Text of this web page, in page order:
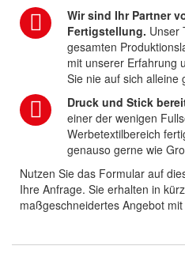
Wir sind Ihr Partner
Fertigstellung. Unser
gesamten
mit unserer Erfahrung
Sie nie auf sich alleine
Druck und Stick
einer der wenigen
Werbetextilbereich
genauso gerne wie
Nutzen Sie das Formular auf
Ihre Anfrage. Sie erhalten in
maßgeschneidertes Angebot